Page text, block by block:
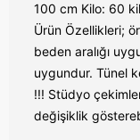
100 cm Kilo: 60
Ürün Özellikleri;
beden aralığı
uygundur. Tünel
!!! Stüdyo
değişiklik